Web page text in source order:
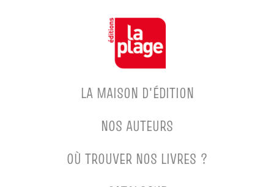
LA MAISON D'ÉDITION
NOS AUTEURS
OÙ TROUVER NOS LIVRES ?